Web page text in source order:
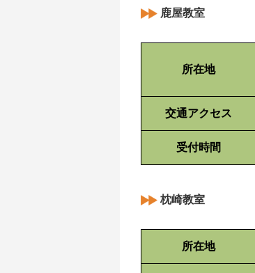
鹿屋教室
所在地
交通アクセス
受付時間
枕崎教室
所在地